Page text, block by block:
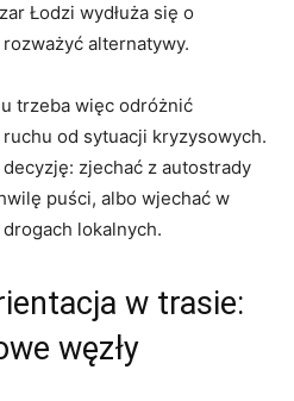
Łodzi wydłuża się o
alternatywy.
trzeba więc odróżnić
od sytuacji kryzysowych.
decyzję: zjechać z autostrady
puści, albo wjechać w
lokalnych.
w trasie:
węzły